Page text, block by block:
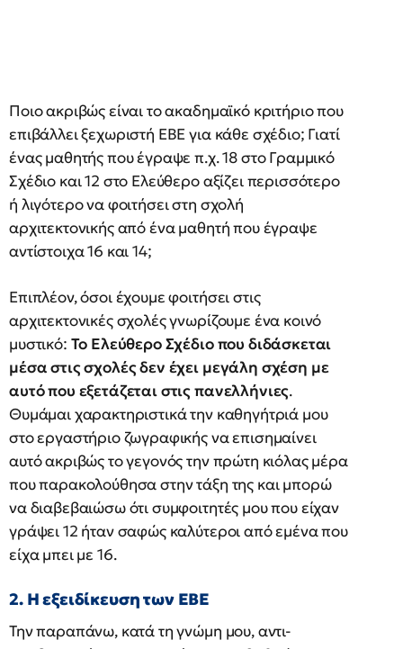
Ποιο ακριβώς είναι το ακαδημαϊκό κριτήριο που
επιβάλλει ξεχωριστή ΕΒΕ για κάθε σχέδιο; Γιατί
ένας μαθητής που έγραψε π.χ. 18 στο Γραμμικό
Σχέδιο και 12 στο Ελεύθερο αξίζει περισσότερο
ή λιγότερο να φοιτήσει στη σχολή
αρχιτεκτονικής από ένα μαθητή που έγραψε
αντίστοιχα 16 και 14;
Επιπλέον, όσοι έχουμε φοιτήσει στις
αρχιτεκτονικές σχολές γνωρίζουμε ένα κοινό
μυστικό: Το Ελεύθερο Σχέδιο που διδάσκεται
μέσα στις σχολές δεν έχει μεγάλη σχέση με
αυτό που εξετάζεται στις πανελλήνιες.
Θυμάμαι χαρακτηριστικά την καθηγήτριά μου
στο εργαστήριο ζωγραφικής να επισημαίνει
αυτό ακριβώς το γεγονός την πρώτη κιόλας μέρα
που παρακολούθησα στην τάξη της και μπορώ
να διαβεβαιώσω ότι συμφοιτητές μου που είχαν
γράψει 12 ήταν σαφώς καλύτεροι από εμένα που
είχα μπει με 16.
2. Η εξειδίκευση των ΕΒΕ
Την παραπάνω, κατά τη γνώμη μου, αντι-